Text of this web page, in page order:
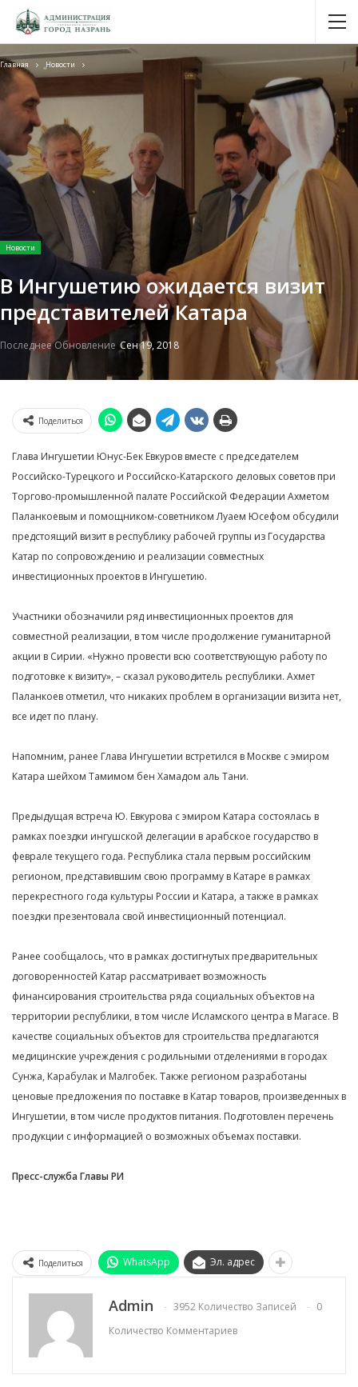
Главная Новости
Новости
В Ингушетию ожидается визит
представителей Катара
Последнее Обновление Сен 19, 2018
Поделиться
Глава Ингушетии Юнус-Бек Евкуров вместе с председателем
Российско-Турецкого и Российско-Катарского деловых советов при
Торгово-промышленной палате Российской Федерации Ахметом
Паланкоевым и помощником-советником Луаем Юсефом обсудили
предстоящий визит в республику рабочей группы из Государства
Катар по сопровождению и реализации совместных
инвестиционных проектов в Ингушетию.
Участники обозначили ряд инвестиционных проектов для
совместной реализации, в том числе продолжение гуманитарной
акции в Сирии. «Нужно провести всю соответствующую работу по
подготовке к визиту», – сказал руководитель республики. Ахмет
Паланкоев отметил, что никаких проблем в организации визита нет,
все идет по плану.
Напомним, ранее Глава Ингушетии встретился в Москве с эмиром
Катара шейхом Тамимом бен Хамадом аль Тани.
Предыдущая встреча Ю. Евкурова с эмиром Катара состоялась в
рамках поездки ингушской делегации в арабское государство в
феврале текущего года. Республика стала первым российским
регионом, представившим свою программу в Катаре в рамках
перекрестного года культуры России и Катара, а также в рамках
поездки презентовала свой инвестиционный потенциал.
Ранее сообщалось, что в рамках достигнутых предварительных
договоренностей Катар рассматривает возможность
финансирования строительства ряда социальных объектов на
территории республики, в том числе Исламского центра в Магасе. В
качестве социальных объектов для строительства предлагаются
медицинские учреждения с родильными отделениями в городах
Сунжа, Карабулак и Малгобек. Также регионом разработаны
ценовые предложения по поставке в Катар товаров, произведенных в
Ингушетии, в том числе продуктов питания. Подготовлен перечень
продукции с информацией о возможных объемах поставки.
Пресс-служба Главы РИ
Поделиться WhatsApp Эл. адрес
Admin 3952 Количество Записей
0
Количество Комментариев